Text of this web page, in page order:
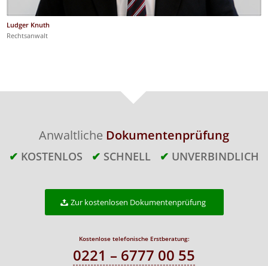
Ludger Knuth
Rechtsanwalt
Anwaltliche Dokumentenprüfung
✔ KOSTENLOS ✔ SCHNELL ✔ UNVERBINDLICH
Zur kostenlosen Dokumentenprüfung
Kostenlose telefonische Erstberatung:
0221 – 6777 00 55